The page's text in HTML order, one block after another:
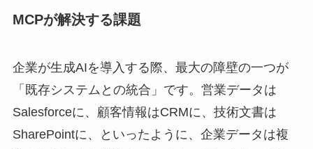
MCPが解決する課題
企業が生成AIを導入する際、最大の障壁の一つが
「既存システムとの統合」です。営業データは
Salesforceに、顧客情報はCRMに、技術文書は
SharePointに、といったように、企業データは複